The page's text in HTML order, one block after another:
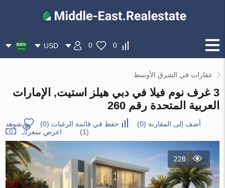
0
0
USD
عقارات في الشرق الأوسط
3 غرف نوم فيلا في دبي هيلز استيت, الإمارات
العربية المتحدة رقم 260
أضف إلى المقارنة (
0
) حفظ في قائمة الرغبات (
0
)
شوهد
(1)
اعرض سعرك
228